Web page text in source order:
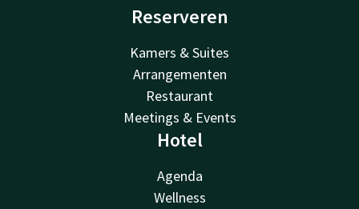
Reserveren
Kamers & Suites
Arrangementen
Restaurant
Meetings & Events
Hotel
Agenda
Wellness